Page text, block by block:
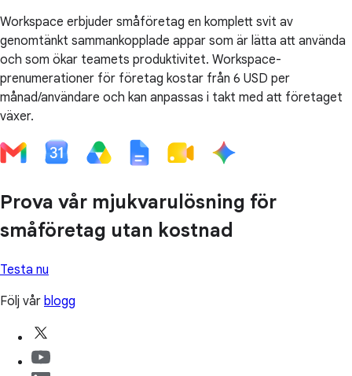
Workspace erbjuder småföretag en komplett svit av
genomtänkt sammankopplade appar som är lätta att använda
och som ökar teamets produktivitet. Workspace-
prenumerationer för företag kostar från 6 USD per
månad/användare och kan anpassas i takt med att företaget
växer.
Prova vår mjukvarulösning för
småföretag utan kostnad
Testa nu
Följ vår blogg